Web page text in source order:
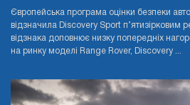
Європейська програма оцінки безпеки
відзначила Discovery Sport п’ятизірковим
відзнака доповнює низку попередніх
на ринку моделі Range Rover, Discovery ...